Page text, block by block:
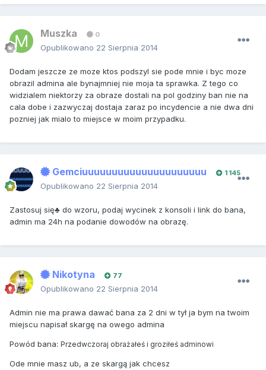
Muszka 0
Opublikowano 22 Sierpnia 2014
Dodam jeszcze ze moze ktos podszyl sie pode mnie i byc moze
obrazil admina ale bynajmniej nie moja ta sprawka. Z tego co
widzialem niektorzy za obraze dostali na pol godziny ban nie na
cala dobe i zazwyczaj dostaja zaraz po incydencie a nie dwa dni
pozniej jak mialo to miejsce w moim przypadku.
Gemciuuuuuuuuuuuuuuuuuuuuu 1 145
Opublikowano 22 Sierpnia 2014
Zastosuj się♣ do wzoru, podaj wycinek z konsoli i link do bana,
admin ma 24h na podanie dowodów na obrazę.
Nikotyna 77
Opublikowano 22 Sierpnia 2014
Admin nie ma prawa dawać bana za 2 dni w tył ja bym na twoim
miejscu napisał skargę na owego admina
Powód bana: Przedwczoraj obrażałeś i groziłeś adminowi
Ode mnie masz ub, a ze skargą jak chcesz